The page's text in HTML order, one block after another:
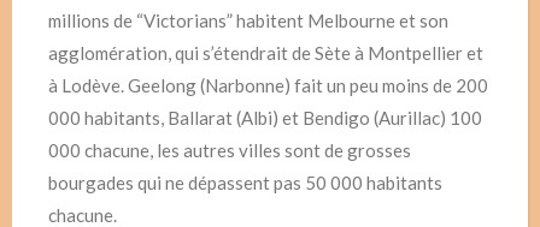
millions de “Victorians” habitent Melbourne et son
agglomération, qui s’étendrait de Sète à Montpellier et
à Lodève. Geelong (Narbonne) fait un peu moins de 200
000 habitants, Ballarat (Albi) et Bendigo (Aurillac) 100
000 chacune, les autres villes sont de grosses
bourgades qui ne dépassent pas 50 000 habitants
chacune.